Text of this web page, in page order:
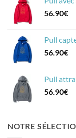
56.90€
Pull
56.90€
Pull
56.90€
NOTRE